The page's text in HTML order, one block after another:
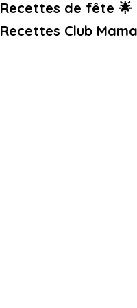
Recettes de fête 🌟
Recettes Club